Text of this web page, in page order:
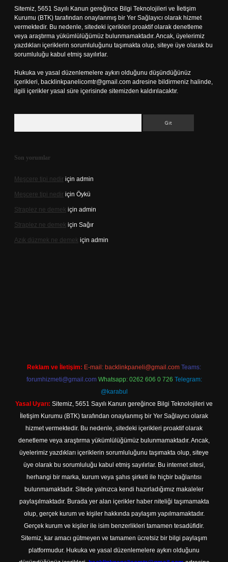
Sitemiz, 5651 Sayılı Kanun gereğince Bilgi Teknolojileri ve İletişim
Kurumu (BTK) tarafından onaylanmış bir Yer Sağlayıcı olarak hizmet
vermektedir. Bu nedenle, sitedeki içerikleri proaktif olarak denetleme
veya araştırma yükümlülüğümüz bulunmamaktadır. Ancak, üyelerimiz
yazdıkları içeriklerin sorumluluğunu taşımakta olup, siteye üye olarak bu
sorumluluğu kabul etmiş sayılırlar.
Hukuka ve yasal düzenlemelere aykırı olduğunu düşündüğünüz
içerikleri, backlinkpanelicomtr@gmail.com adresine bildirmeniz halinde,
ilgili içerikler yasal süre içerisinde sitemizden kaldırılacaktır.
Son yorumlar
Meşcere tipi nedir için admin
Meşcere tipi nedir için Öykü
Straplez ne demek için admin
Straplez ne demek için Sağır
Azık düzmek ne demek için admin
Reklam ve İletişim: E-mail: backlinkpaneli@gmail.com Teams:
forumhizmeti@gmail.com Whatsapp: 0262 606 0 726 Telegram:
@karabul
Yasal Uyarı: Sitemiz, 5651 Sayılı Kanun gereğince Bilgi Teknolojileri ve
İletişim Kurumu (BTK) tarafından onaylanmış bir Yer Sağlayıcı olarak
hizmet vermektedir. Bu nedenle, sitedeki içerikleri proaktif olarak
denetleme veya araştırma yükümlülüğümüz bulunmamaktadır. Ancak,
üyelerimiz yazdıkları içeriklerin sorumluluğunu taşımakta olup, siteye
üye olarak bu sorumluluğu kabul etmiş sayılırlar. Bu internet sitesi,
herhangi bir marka, kurum veya şahıs şirketi ile hiçbir bağlantısı
bulunmamaktadır. Sitede yalnızca kendi hazırladığımız makaleler
paylaşılmaktadır. Burada yer alan içerikler haber niteliği taşımamakta
olup, gerçek kurum ve kişiler hakkında paylaşım yapılmamaktadır.
Gerçek kurum ve kişiler ile isim benzerlikleri tamamen tesadüfidir.
Sitemiz, kar amacı gütmeyen ve tamamen ücretsiz bir bilgi paylaşım
platformudur. Hukuka ve yasal düzenlemelere aykırı olduğunu